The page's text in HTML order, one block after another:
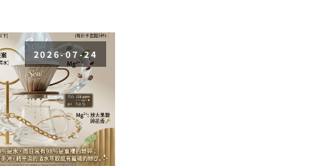
2026-07-24